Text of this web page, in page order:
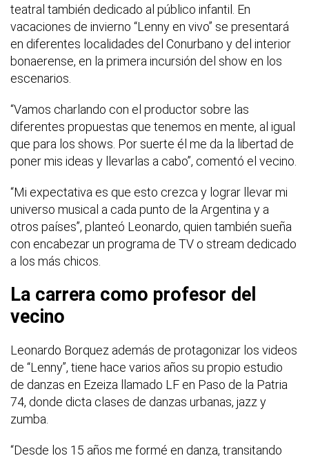
teatral también dedicado al público infantil. En
vacaciones de invierno “Lenny en vivo” se presentará
en diferentes localidades del Conurbano y del interior
bonaerense, en la primera incursión del show en los
escenarios.
“Vamos charlando con el productor sobre las
diferentes propuestas que tenemos en mente, al igual
que para los shows. Por suerte él me da la libertad de
poner mis ideas y llevarlas a cabo”, comentó el vecino.
“Mi expectativa es que esto crezca y lograr llevar mi
universo musical a cada punto de la Argentina y a
otros países”, planteó Leonardo, quien también sueña
con encabezar un programa de TV o stream dedicado
a los más chicos.
La carrera como profesor del
vecino
Leonardo Borquez además de protagonizar los videos
de “Lenny”, tiene hace varios años su propio estudio
de danzas en Ezeiza llamado LF en Paso de la Patria
74, donde dicta clases de danzas urbanas, jazz y
zumba.
“Desde los 15 años me formé en danza, transitando